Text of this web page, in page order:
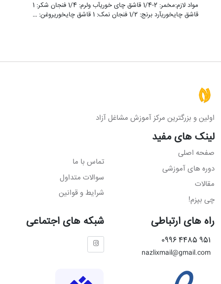
مواد لازم:مخمر: 2-1/4 قاشق چای خوریآب ولرم: 1/4 فنجان شکر: 1
قاشق چایخوریآرد برنج: 1/2 فنجان نمک: 1 قاشق چایخوریروغن: …
اولین و بزرگترین مرکز آموزش مشاغل آزاد
لینک های مفید
صفحه اصلی
دوره های آموزشی
مقالات
چی بپزم!
تماس با ما
سوالات متداول
شرایط و قوانین
راه های ارتباطی
951 4485 0996
nazlixmail@gmail.com
شبکه های اجتماعی